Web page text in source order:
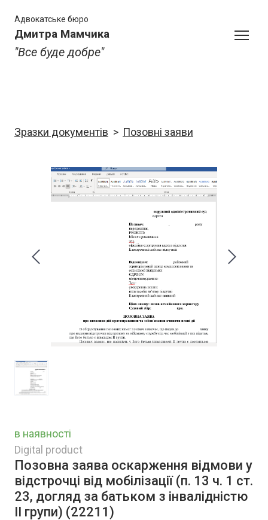
Адвокатське бюро
Дмитра Мамчика
"Все буде добре"
Зразки документів Позовні заяви
в наявності
Digital product
Позовна заява оскарження відмови у
відстрочці від мобілізації (п. 13 ч. 1 ст.
23, догляд за батьком з інвалідністю
ІІ групи) (22211)